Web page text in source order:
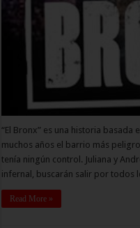
“El Bronx” es una historia
muchos años el barrio más
tenía ningún control. Juliana y
infernal, buscarán salir por todos
Read More »